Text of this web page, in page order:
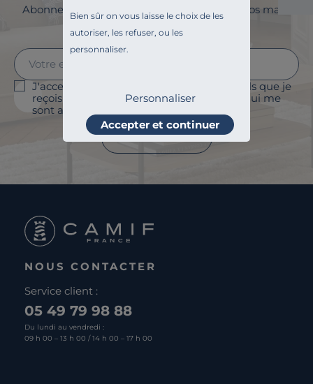
Bien sûr on vous laisse le choix de les
autoriser, les refuser, ou les
personnaliser.
Personnaliser
Accepter et continuer
Abonnez-vous à la newsletter et surveillez vos mails
pour profiter de 5% de remise !
J'accepte le suivi des ouvertures des emails que je
reçois afin de personnaliser les contenus qui me
sont adressés et à des fins statistiques.
Je m'abonne
NOUS CONTACTER
Service client :
05 49 79 98 88
Du lundi au vendredi :
09 h 00 – 13 h 00 / 14 h 00 – 17 h 00